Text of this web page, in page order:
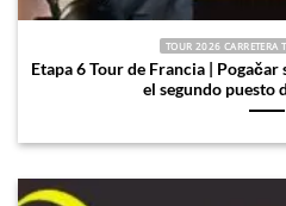
TOUR 2026 CARRETERA
Etapa 6 Tour de Francia |
el segundo puesto